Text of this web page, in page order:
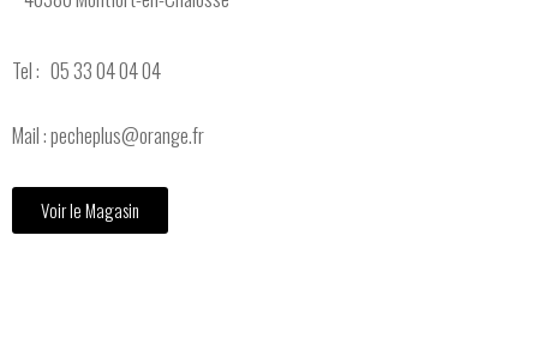
Tel : 05 33 04 04 04
Mail : pecheplus@orange.fr
Voir le Magasin